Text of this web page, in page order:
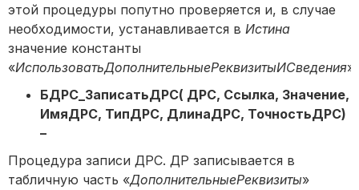
этой процедуры попутно проверяется и, в случае
необходимости, устанавливается в Истина
значение константы
«ИспользоватьДополнительныеРеквизитыИСведения».
БДРС_ЗаписатьДРС( ДРС, Ссылка, Значение,
ИмяДРС, ТипДРС, ДлинаДРС, ТочностьДРС)
–
Процедура записи ДРС. ДР записывается в
табличную часть «ДополнительныеРеквизиты»